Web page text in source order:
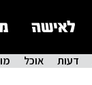
דעות אוכל